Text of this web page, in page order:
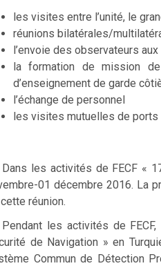
les visites entre l’unité, le
réunions bilatérales/
l’envoie des observateurs
la formation de mission
d’enseignement de garde
l’échange de personnel
les visites mutuelles de ports
Dans les activités de FECF «
01 décembre 2016. La
réunion.
Pendant les activités de
de Navigation » en
Commun de Détection